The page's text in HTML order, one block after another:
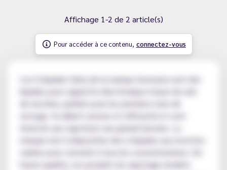
Affichage 1-2 de 2 article(s)
Pour accéder à ce contenu, connectez-vous
Les E-liquides Salty de la marque Savourea sont des
liquides pour cigarette électronique à base de sels
sevrage. Ils allient saveurs et efficacité et sont
réservés aux vapoteurs aux grands besoins. La
marque met à disposition des e-liquides aux recettes
haute qualité, ces produits du vapotage rendent